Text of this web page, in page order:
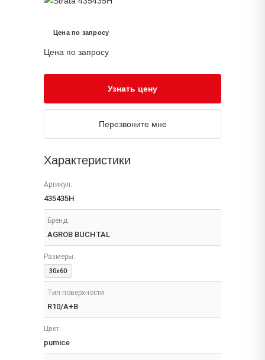
Цена по запросу
Цена по запросу
Узнать цену
Перезвоните мне
Характеристики
Артикул:
435435H
Бренд:
AGROB BUCHTAL
Размеры:
30x60
Тип поверхности:
R10/A+B
Цвет:
pumice